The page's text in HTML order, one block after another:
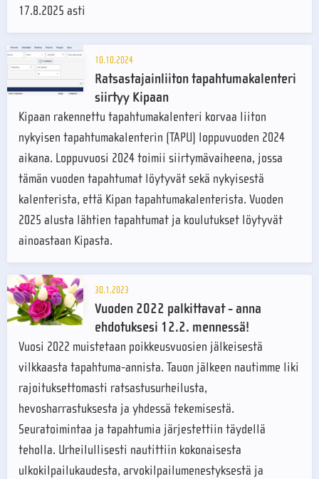
17.8.2025 asti
10.10.2024
Ratsastajainliiton tapahtumakalenteri
siirtyy Kipaan
Kipaan rakennettu tapahtumakalenteri korvaa liiton
nykyisen tapahtumakalenterin (TAPU) loppuvuoden 2024
aikana. Loppuvuosi 2024 toimii siirtymävaiheena, jossa
tämän vuoden tapahtumat löytyvät sekä nykyisestä
kalenterista, että Kipan tapahtumakalenterista. Vuoden
2025 alusta lähtien tapahtumat ja koulutukset löytyvät
ainoastaan Kipasta.
30.1.2023
Vuoden 2022 palkittavat - anna
ehdotuksesi 12.2. mennessä!
Vuosi 2022 muistetaan poikkeusvuosien jälkeisestä
vilkkaasta tapahtuma-annista. Tauon jälkeen nautimme liki
rajoituksettomasti ratsastusurheilusta,
hevosharrastuksesta ja yhdessä tekemisestä.
Seuratoimintaa ja tapahtumia järjestettiin täydellä
teholla. Urheilullisesti nautittiin kokonaisesta
ulkokilpailukaudesta, arvokilpailumenestyksestä ja